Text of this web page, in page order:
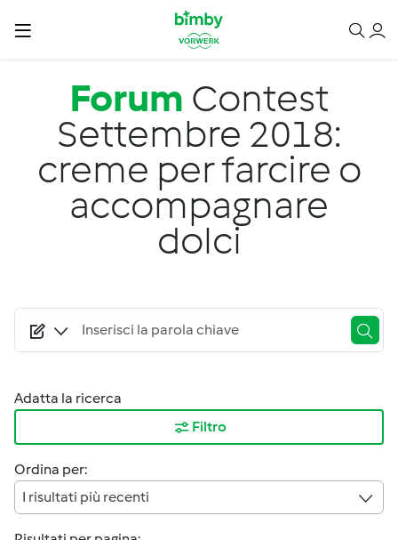
Salta al contenuto principale
Forum Contest
Settembre 2018:
creme per farcire o
accompagnare
dolci
Adatta la ricerca
Filtro
Ordina per:
I risultati più recenti